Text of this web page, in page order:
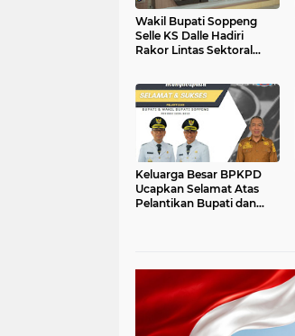
Wakil Bupati Soppeng
Selle KS Dalle Hadiri
Rakor Lintas Sektoral
Keluarga Besar BPKPD
Ucapkan Selamat Atas
Pelantikan Bupati dan